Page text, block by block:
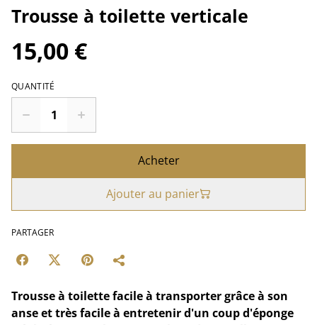
Trousse à toilette verticale
15,00 €
QUANTITÉ
Acheter
Ajouter au panier
PARTAGER
Trousse à toilette facile à transporter grâce à son
anse et très facile à entretenir d'un coup d'éponge